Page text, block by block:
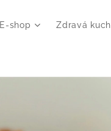
E-shop Zdravá